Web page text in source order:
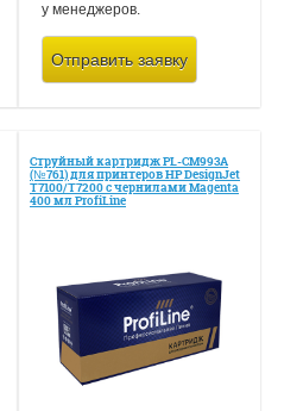
у менеджеров.
Отправить заявку
Струйный картридж PL-CM993A
(№761) для принтеров HP DesignJet
T7100/Т7200 с чернилами Magenta
400 мл ProfiLine